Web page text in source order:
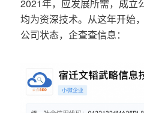
2021年，应发展所需，成立
均为资深技术。从这年开始
公司状态，企查查信息：